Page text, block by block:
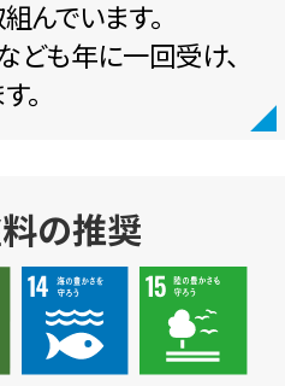
んでいます。
も年に一回受け、
。
の推奨